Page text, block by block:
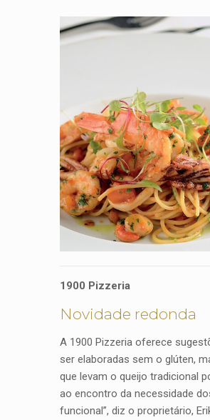
1900 Pizzeria
Novidade redonda
A 1900 Pizzeria oferece
ser elaboradas sem o glúten,
que levam o queijo tradicional
ao encontro da necessidade
funcional”, diz o proprietário,